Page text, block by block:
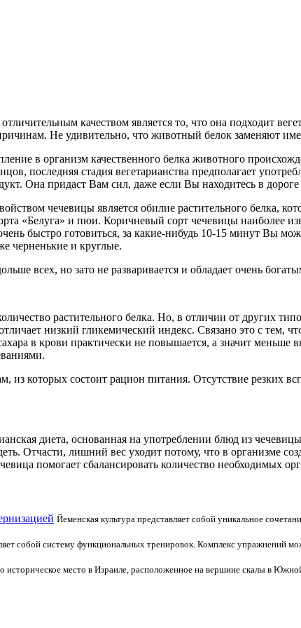
качеством является то, что она подходит
Не удивительно, что животный белок заменяют
в организм качественного белка животного
последняя стадия вегетарианства предполагает
Она придаст Вам сил, даже если Вы находитесь в
чечевицы является обилие растительного белка,
«Белуга» и пюи. Коричневый сорт чечевицы наиболее
быстро готовиться, за какие-нибудь 10-15 минут Вы
черненькие и круглые.
всех, но зато не разваривается и обладает очень
растительного белка. Но, в отличии от других
низкий гликемический индекс. Связано это с тем,
в крови практически не повышается, а значит меньше
из которых состоит рацион питания. Отсутствие резких
диета, основанная на употреблении блюд из
Отчасти, лишний вес уходит потому, что в организме
помогает сбалансировать количество необходимых
Йеменская культура представляет собой уникальное
собой систему функциональных тренировок. Комплекс упражнений
историческое место в Израиле, расположенное на вершине скалы в